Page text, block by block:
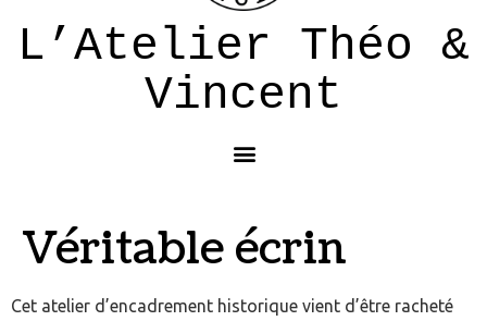
L’Atelier Théo &
Vincent
Véritable écrin
Cet atelier d’encadrement historique vient d’être racheté